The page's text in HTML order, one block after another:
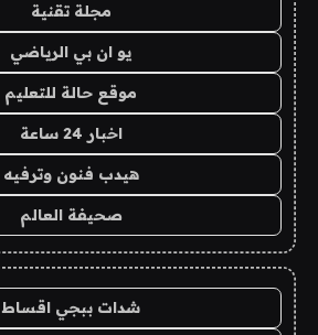
مجلة تقنية
يو ان بي الرياضي
موقع حالة للتعليم
اخبار 24 ساعة
هيدب فنون وترفيه
صحيفة العالم
شدات ببجي اقساط